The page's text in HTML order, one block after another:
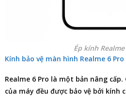
Ép kính
Kính bảo vệ màn hình Realme 6 Pro
Realme 6 Pro là một bản nâng
của máy đều được bảo vệ bởi kính